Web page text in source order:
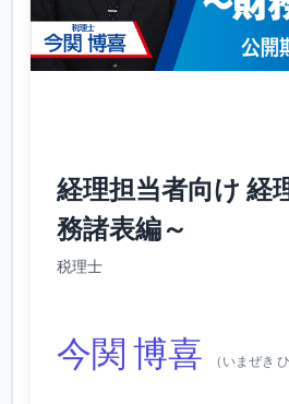
経理担当者向け 経
務諸表編～
税理士
今関 博喜 （いまぜき